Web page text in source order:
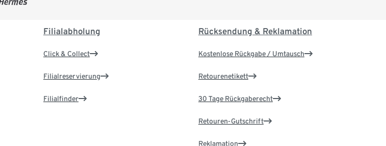
Filialabholung
Click & Collect
Filialreservierung
Filialfinder
Rücksendung & Reklamation
Kostenlose Rückgabe / Umtausch
Retourenetikett
30 Tage Rückgaberecht
Retouren-Gutschrift
Reklamation